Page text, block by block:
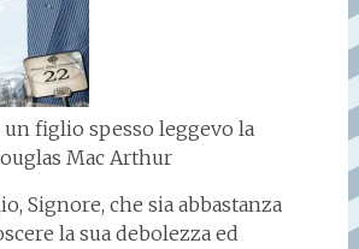
un figlio spesso leggevo la
Mac Arthur
Signore, che sia abbastanza
la sua debolezza ed